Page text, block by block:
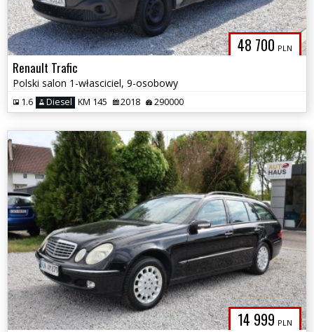
48 700 PLN
Renault Trafic
Polski salon 1-własciciel, 9-osobowy
1.6 Diesel KM 145 2018 290000
14 999 PLN